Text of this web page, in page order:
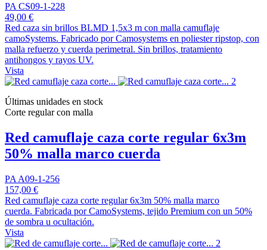
PA CS09-1-228
49,00 €
Red caza sin brillos BLMD 1,5x3 m con malla camuflaje
camoSystems. Fabricado por Camosystems en poliester ripstop, con
malla refuerzo y cuerda perimetral. Sin brillos, tratamiento
antihongos y rayos UV.
Vista
Últimas unidades en stock
Corte regular con malla
Red camuflaje caza corte regular 6x3m
50% malla marco cuerda
PA A09-1-256
157,00 €
Red camuflaje caza corte regular 6x3m 50% malla marco
cuerda. Fabricada por CamoSystems, tejido Premium con un 50%
de sombra u ocultación.
Vista